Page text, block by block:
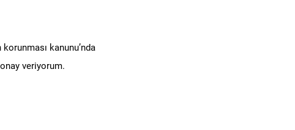
kanunu’nda
veriyorum.